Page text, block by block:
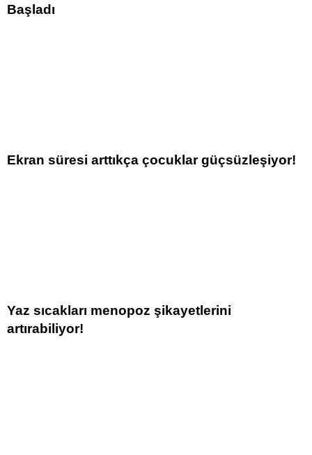
Başladı
Ekran süresi arttıkça çocuklar güçsüzleşiyor!
Yaz sıcakları menopoz şikayetlerini
artırabiliyor!